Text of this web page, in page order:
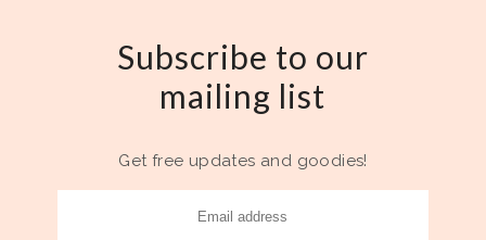
Subscribe to our
mailing list
Get free updates and goodies!